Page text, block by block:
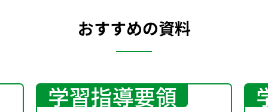
おすすめの資料
学習指導要領